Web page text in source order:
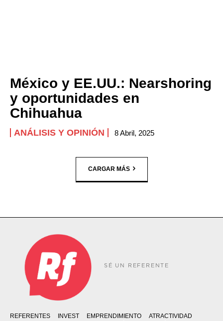
México y EE.UU.: Nearshoring
y oportunidades en
Chihuahua
ANÁLISIS Y OPINIÓN 8 Abril, 2025
CARGAR MÁS
SÉ UN REFERENTE
REFERENTES INVEST EMPRENDIMIENTO
ATRACTIVIDAD